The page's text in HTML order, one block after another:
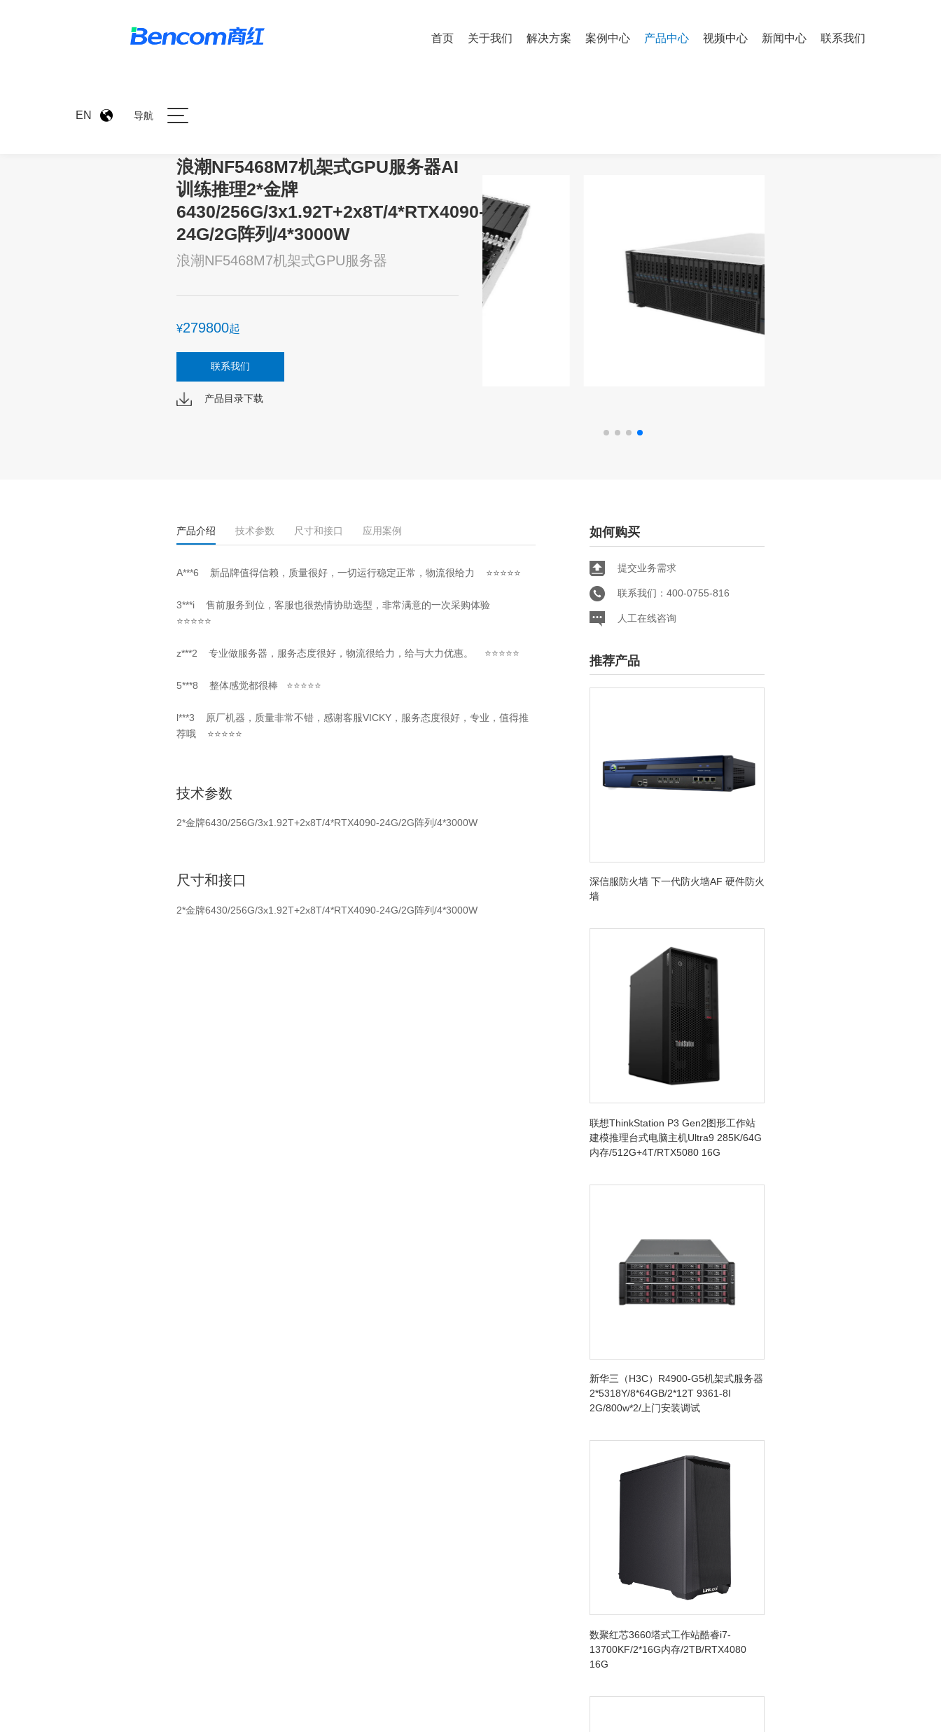
首页 关于我们 解决方案 案例中心 产品中心 视频中心 新闻中心 联系我们
EN 导航
浪潮NF5468M7机架式GPU服务器AI
训练推理2*金牌
6430/256G/3x1.92T+2x8T/4*RTX4090-
24G/2G阵列/4*3000W
浪潮NF5468M7机架式GPU服务器
¥279800起
联系我们
产品目录下载
产品介绍 技术参数 尺寸和接口 应用案例
A***6 新品牌值得信赖，质量很好，一切运行稳定正常， 物流很给力 ⭐⭐⭐⭐⭐
3***i 售前服务到位，客服也很热情协助选型，非常满意的一次采购体验
⭐⭐⭐⭐⭐
z***2 专业做服务器，服务态度很好，物流很给力，给与大力优惠。 ⭐⭐⭐⭐⭐
5***8 整体感觉都很棒 ⭐⭐⭐⭐⭐
l***3
原厂机器，质量非常不错，感谢客服VICKY，服务态度很好，专业，值得推
荐哦 ⭐⭐⭐⭐⭐
技术参数
2*金牌6430/256G/3x1.92T+2x8T/4*RTX4090-24G/2G阵列/4*3000W
尺寸和接口
2*金牌6430/256G/3x1.92T+2x8T/4*RTX4090-24G/2G阵列/4*3000W
如何购买
提交业务需求
联系我们：400-0755-816
人工在线咨询
推荐产品
深信服防火墙 下一代防火墙AF 硬件防火
墙
联想ThinkStation P3 Gen2图形工作站
建模推理台式电脑主机Ultra9 285K/64G
内存/512G+4T/RTX5080 16G
新华三（H3C）R4900-G5机架式服务器
2*5318Y/8*64GB/2*12T 9361-8I
2G/800w*2/上门安装调试
数聚红芯3660塔式工作站酷睿i7-
13700KF/2*16G内存/2TB/RTX4080
16G